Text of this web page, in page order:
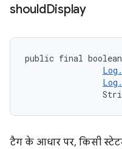
shouldDisplay
public final
टैग के आधार पर, किसी